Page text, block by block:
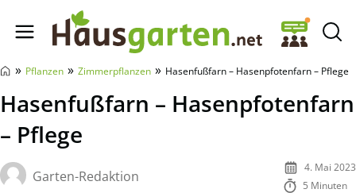
Hausgarten.net
» Pflanzen » Zimmerpflanzen » Hasenfußfarn – Hasenpfotenfarn – Pflege
Hasenfußfarn – Hasenpfotenfarn
– Pflege
Garten-Redaktion
4. Mai 2023
5 Minuten